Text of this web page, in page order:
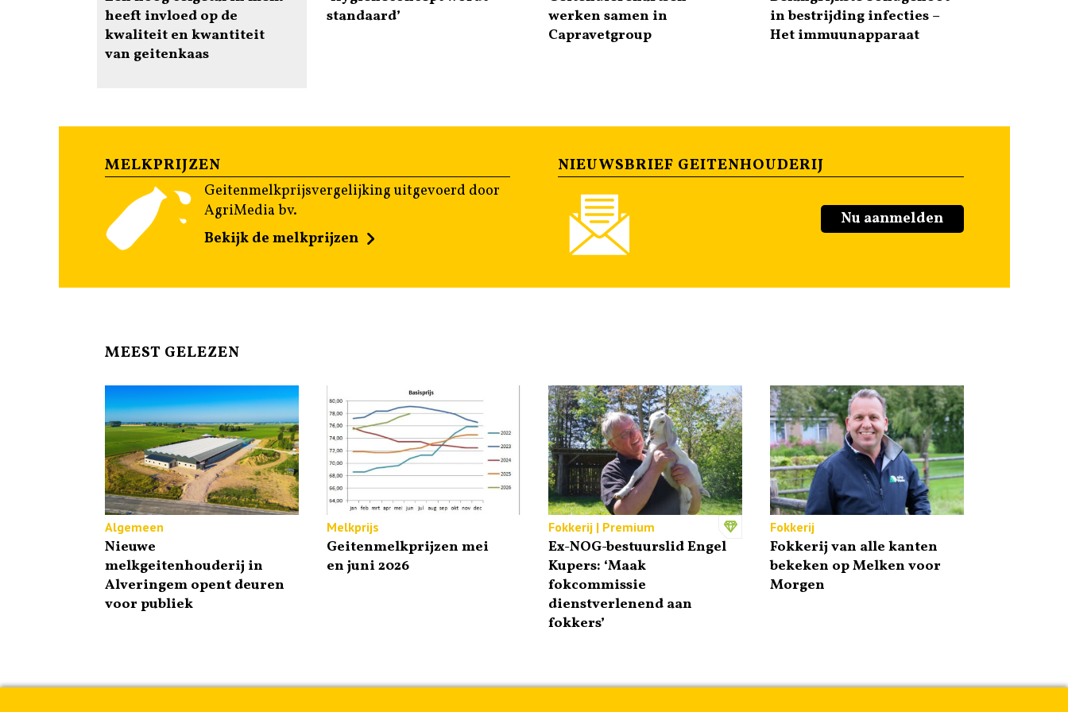
heeft invloed op de
kwaliteit en kwantiteit
van geitenkaas
standaard’
werken samen in
Capravetgroup
in bestrijding infecties –
Het immuunapparaat
MELKPRIJZEN
Geitenmelkprijsvergelijking uitgevoerd door
AgriMedia bv.
Bekijk de melkprijzen
NIEUWSBRIEF GEITENHOUDERIJ
Nu aanmelden
MEEST GELEZEN
Algemeen
Nieuwe
melkgeitenhouderij in
Alveringem opent deuren
voor publiek
Melkprijs
Geitenmelkprijzen mei
en juni 2026
Fokkerij | Premium
Ex-NOG-bestuurslid Engel
Kupers: ‘Maak
fokcommissie
dienstverlenend aan
fokkers’
Fokkerij
Fokkerij van alle kanten
bekeken op Melken voor
Morgen